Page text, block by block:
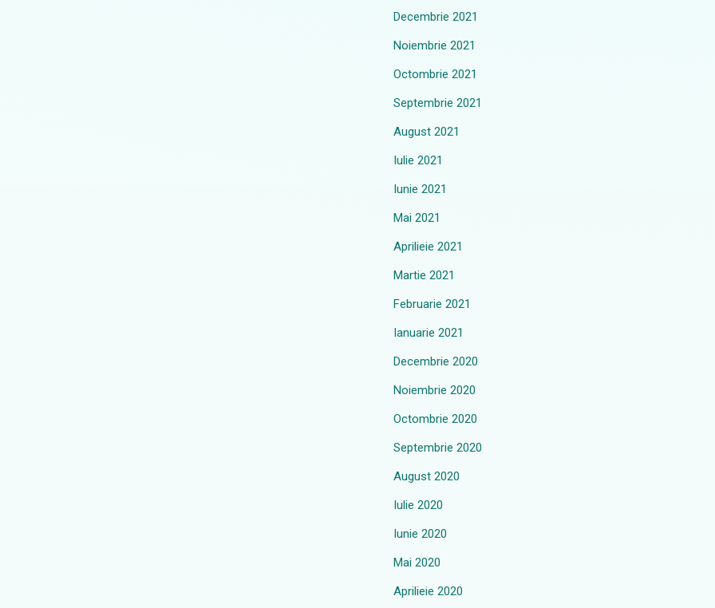
Decembrie 2021
Noiembrie 2021
Octombrie 2021
Septembrie 2021
August 2021
Iulie 2021
Iunie 2021
Mai 2021
Aprilieie 2021
Martie 2021
Februarie 2021
Ianuarie 2021
Decembrie 2020
Noiembrie 2020
Octombrie 2020
Septembrie 2020
August 2020
Iulie 2020
Iunie 2020
Mai 2020
Aprilieie 2020